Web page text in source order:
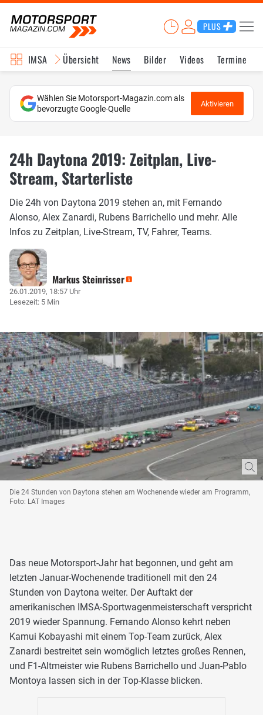
PLUS
IMSA Übersicht News Bilder Videos Termine
Wählen Sie Motorsport-Magazin.com als
bevorzugte Google-Quelle
Aktivieren
24h Daytona 2019: Zeitplan, Live-
Stream, Starterliste
Die 24h von Daytona 2019 stehen an, mit Fernando
Alonso, Alex Zanardi, Rubens Barrichello und mehr. Alle
Infos zu Zeitplan, Live-Stream, TV, Fahrer, Teams.
Markus Steinrisser
26.01.2019, 18:57 Uhr
Lesezeit: 5 Min
Die 24 Stunden von Daytona stehen am Wochenende wieder am Programm,
Foto: LAT Images
Das neue Motorsport-Jahr hat begonnen, und geht am
letzten Januar-Wochenende traditionell mit den 24
Stunden von Daytona weiter. Der Auftakt der
amerikanischen IMSA-Sportwagenmeisterschaft verspricht
2019 wieder Spannung. Fernando Alonso kehrt neben
Kamui Kobayashi mit einem Top-Team zurück, Alex
Zanardi bestreitet sein womöglich letztes großes Rennen,
und F1-Altmeister wie Rubens Barrichello und Juan-Pablo
Montoya lassen sich in der Top-Klasse blicken.